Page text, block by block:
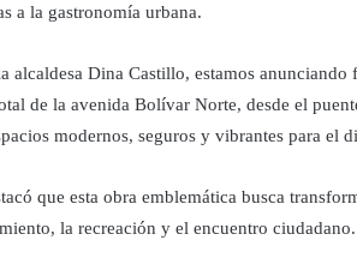
a la gastronomía urbana.
alcaldesa Dina Castillo, estamos
de la avenida Bolívar Norte, desde el
modernos, seguros y vibrantes para el
que esta obra emblemática busca
la recreación y el encuentro ciudadano.